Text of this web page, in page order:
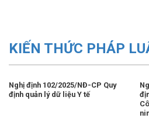
KIẾN THỨC PHÁP
Nghị định 102/2025/NĐ-CP Quy
định quản lý dữ liệu Y tế